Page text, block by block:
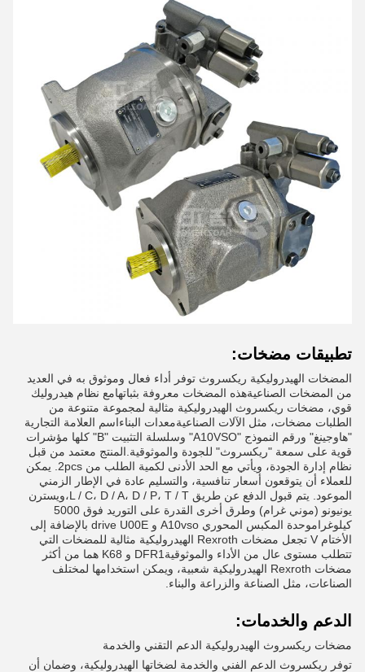
تطبيقات مضخات:
المضخات الهيدروليكية ريكسروث توفر أداء فعال وموثوق به في العديد
من المضخات الصناعيةهذه المضخات معروفة بثباتهامع نظام هيدروليك
قوي، مضخات ريكسروث الهيدروليكية مثالية لمجموعة متنوعة من
الطلبات مضخات، مثل الآلات الصناعيةمعدات البناءاسم العلامة التجارية
"هاوجينغ" ورقم النموذج "A10VSO" وسلسلة التثبيت "B" كلها مؤشرات
قوية على سمعة "ريكسروث" للجودة والموثوقية.المنتج معتمد من قبل
نظام إدارة الجودة، ويأتي مع الحد الأدنى لكمية الطلب من 2pcs. يمكن
للعملاء أن يتوقعون أسعار تنافسية، والتسليم عادة في الإطار الزمني
الموعود. يتم قبول الدفع عن طريق L / C، D / A، D / P، T / T،ويسترن
يونيونو (موني غرام) وطرق أخرى القدرة على التوريد فوق 5000
كيلوغراموحدة المكبس المحوري A10vso و drive U00E بالإضافة إلى
الأختام V تجعل مضخات Rexroth الهيدروليكية مثالية للمضخات التي
تتطلب مستوى عال من الأداء والموثوقيةDFR1 و K68 هما من أكثر
مضخات Rexroth الهيدروليكية شعبية، ويمكن استخدامها لمختلف
الصناعات، مثل الصناعة والزراعة والبناء.
الدعم والخدمات:
مضخات ريكسروث الهيدروليكية الدعم التقني والخدمة
توفر ريكسروث الدعم الفني والخدمة لضخاتها الهيدروليكية، وضمان أن